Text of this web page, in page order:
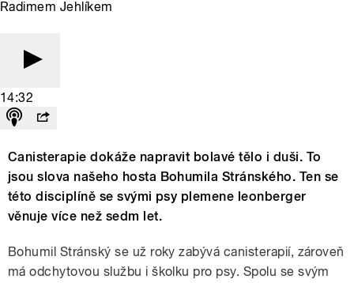
Radimem Jehlíkem
14:32
Canisterapie dokáže napravit bolavé tělo i duši. To
jsou slova našeho hosta Bohumila Stránského. Ten se
této disciplíně se svými psy plemene leonberger
věnuje více než sedm let.
Bohumil Stránský se už roky zabývá canisterapií, zároveň
má odchytovou službu i školku pro psy. Spolu se svým